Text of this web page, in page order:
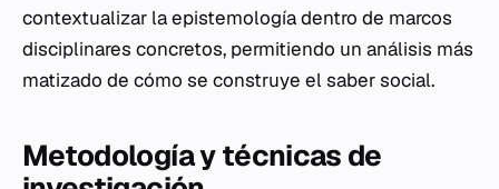
contextualizar la epistemología dentro de marcos
disciplinares concretos, permitiendo un análisis más
matizado de cómo se construye el saber social.
Metodología y técnicas de